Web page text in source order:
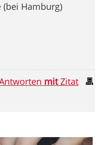
(bei Hamburg)
mitZitat